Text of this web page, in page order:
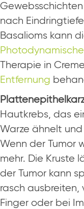
nach
Basalioms kann
Therapie in
Entfernung
Hautkrebs, das
Warze ähnelt
Wenn der Tumor
mehr. Die Kruste
der Tumor kann
rasch ausbreiten,
Finger oder bei